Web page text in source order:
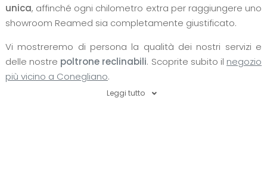
unica, affinché ogni chilometro extra per raggiungere uno
showroom Reamed sia completamente giustificato.
Vi mostreremo di persona la qualità dei nostri servizi e
delle nostre poltrone reclinabili. Scoprite subito il negozio
più vicino a Conegliano.
Leggi tutto